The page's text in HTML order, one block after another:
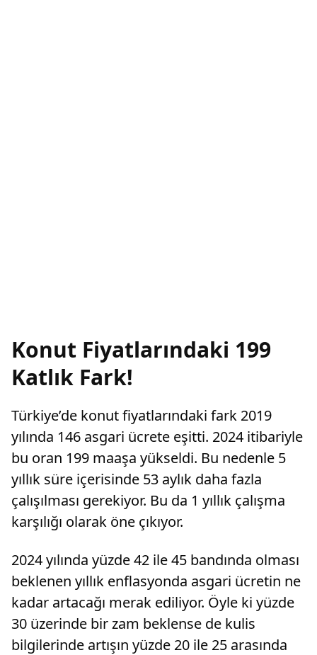
Konut Fiyatlarındaki 199
Katlık Fark!
Türkiye’de konut fiyatlarındaki fark 2019
yılında 146 asgari ücrete eşitti. 2024 itibariyle
bu oran 199 maaşa yükseldi. Bu nedenle 5
yıllık süre içerisinde 53 aylık daha fazla
çalışılması gerekiyor. Bu da 1 yıllık çalışma
karşılığı olarak öne çıkıyor.
2024 yılında yüzde 42 ile 45 bandında olması
beklenen yıllık enflasyonda asgari ücretin ne
kadar artacağı merak ediliyor. Öyle ki yüzde
30 üzerinde bir zam beklense de kulis
bilgilerinde artışın yüzde 20 ile 25 arasında